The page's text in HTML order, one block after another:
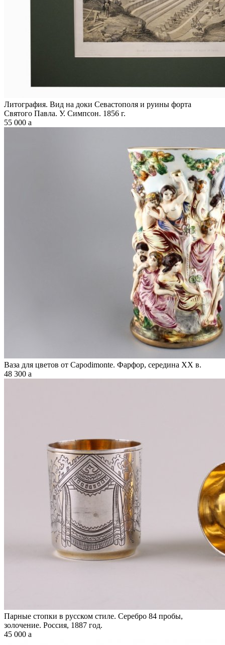
Литография. Вид на доки Севастополя и руины форта
Святого Павла. У. Симпсон. 1856 г.
55 000 a
Ваза для цветов от Capodimonte. Фарфор, середина XX в.
48 300 a
Парные стопки в русском стиле. Серебро 84 пробы,
золочение. Россия, 1887 год.
45 000 a